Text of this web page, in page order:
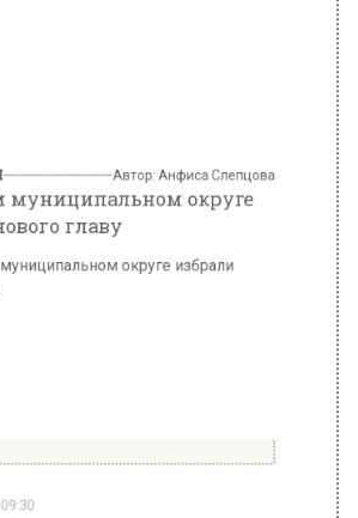
своего поста Николаем
начале февраля текущего года